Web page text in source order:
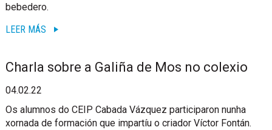
bebedero.
LEER MÁS
Charla sobre a Galiña de Mos no colexio
04.02.22
Os alumnos do CEIP Cabada Vázquez participaron nunha
xornada de formación que impartíu o criador Víctor Fontán.